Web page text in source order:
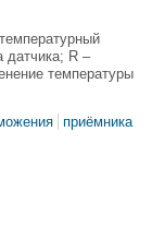
датчика; R –
температуры
приёмника